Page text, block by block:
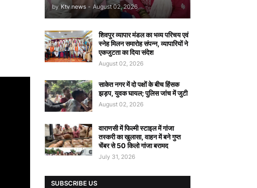
by Ktv news - August 02, 2026
शिवपुर व्यापार मंडल का भव्य परिचय एवं
स्नेह मिलन समारोह संपन्न, व्यापारियों ने
एकजुटता का दिया संदेश
August 02, 2026
साकेत नगर में दो पक्षों के बीच हिंसक
झड़प, युवक घायल; पुलिस जांच में जुटी
August 02, 2026
वाराणसी में फिल्मी स्टाइल में गांजा
तस्करी का खुलासा, वाहन में बने गुप्त
चेंबर से 50 किलो गांजा बरामद
July 31, 2026
SUBSCRIBE US